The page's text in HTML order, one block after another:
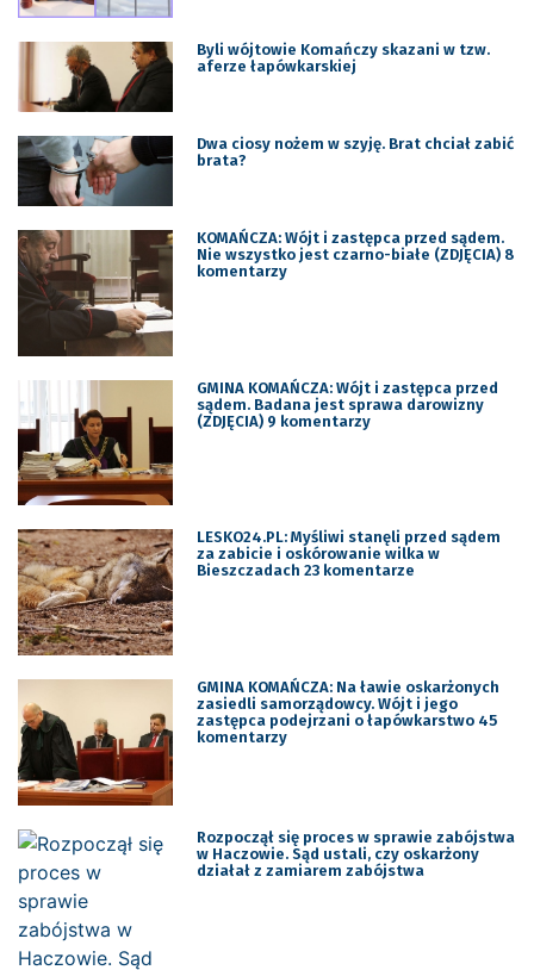
Byli wójtowie Komańczy skazani w tzw.
aferze łapówkarskiej
Dwa ciosy nożem w szyję. Brat chciał zabić
brata?
KOMAŃCZA: Wójt i zastępca przed sądem.
Nie wszystko jest czarno-białe (ZDJĘCIA) 8
komentarzy
GMINA KOMAŃCZA: Wójt i zastępca przed
sądem. Badana jest sprawa darowizny
(ZDJĘCIA) 9 komentarzy
LESKO24.PL: Myśliwi stanęli przed sądem
za zabicie i oskórowanie wilka w
Bieszczadach 23 komentarze
GMINA KOMAŃCZA: Na ławie oskarżonych
zasiedli samorządowcy. Wójt i jego
zastępca podejrzani o łapówkarstwo 45
komentarzy
Rozpoczął się proces w sprawie zabójstwa
w Haczowie. Sąd ustali, czy oskarżony
działał z zamiarem zabójstwa